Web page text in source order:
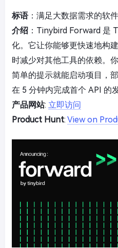
标语：满足大数据需求的软
介绍 ：Tinybird Forward 是
化。它让你能够更快速地构
时减少对其他工具的依赖。
简单的提示就能启动项目，
在 5 分钟内完成首个 API 的发
产品网站: 立即访问
Product Hunt: View on